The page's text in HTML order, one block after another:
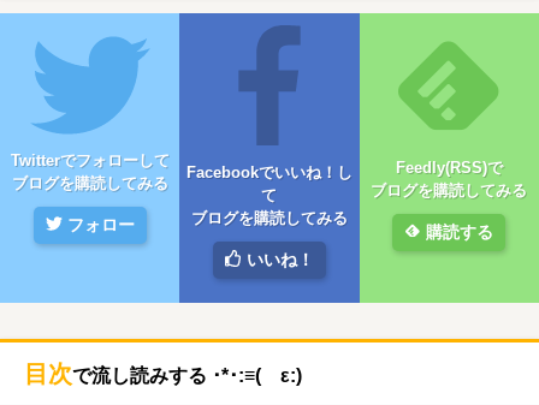
Twitterでフォローして
ブログを購読してみる
フォロー
Facebookでいいね！し
て
ブログを購読してみる
いいね！
Feedly(RSS)で
ブログを購読してみる
購読する
目次で流し読みする ･*･:≡( ε:)